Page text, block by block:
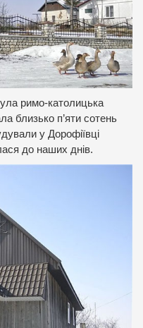
римо-католицька
близько п’яти сотень
у Дорофіївці
до наших днів.